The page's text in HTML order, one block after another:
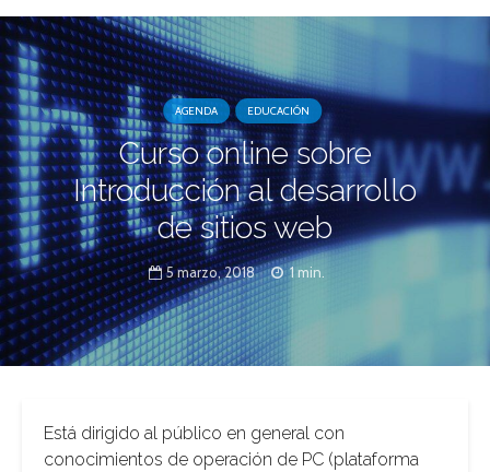
AGENDA EDUCACIÓN
Curso online sobre
Introducción al desarrollo
de sitios web
5 marzo, 2018 1 min.
Está dirigido al público en general con
conocimientos de operación de PC (plataforma